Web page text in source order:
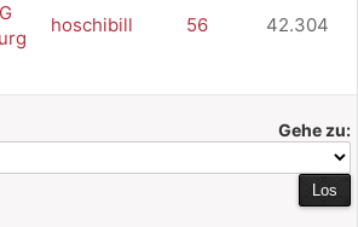
hoschibill 56 42.304
Gehe zu: